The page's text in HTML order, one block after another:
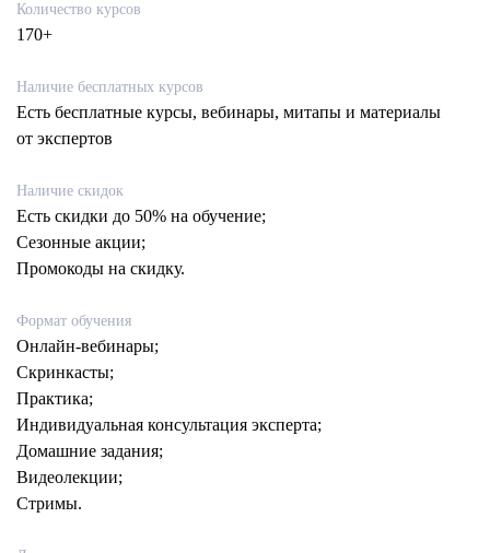
Количество курсов
170+
Наличие бесплатных курсов
Есть бесплатные курсы, вебинары, митапы и материалы
от экспертов
Наличие скидок
Есть скидки до 50% на обучение;
Сезонные акции;
Промокоды на скидку.
Формат обучения
Онлайн-вебинары;
Скринкасты;
Практика;
Индивидуальная консультация эксперта;
Домашние задания;
Видеолекции;
Стримы.